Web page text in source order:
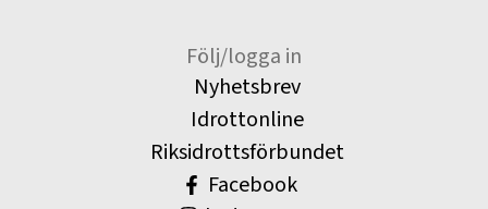
Följ/logga in
Nyhetsbrev
Idrottonline
Riksidrottsförbundet
Facebook